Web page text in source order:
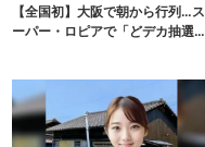
【全国初】大阪で朝から行列…ス
ーパー・ロピアで「どデカ抽選